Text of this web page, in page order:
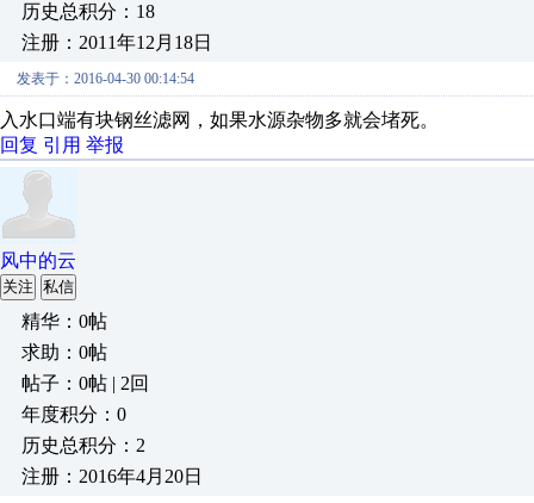
历史总积分：18
注册：2011年12月18日
发表于：2016-04-30 00:14:54
入水口端有块钢丝滤网，如果水源杂物多就会堵死。
回复 引用 举报
风中的云
关注 私信
精华：0帖
求助：0帖
帖子：0帖 | 2回
年度积分：0
历史总积分：2
注册：2016年4月20日